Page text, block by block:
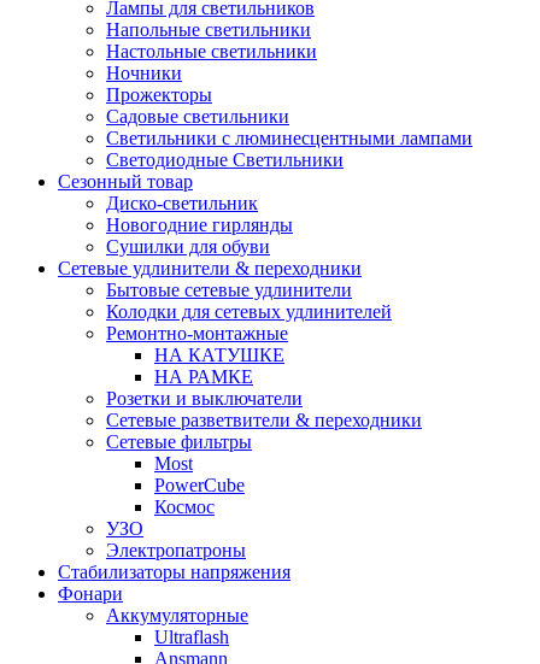
Лампы для светильников
Напольные светильники
Настольные светильники
Ночники
Прожекторы
Садовые светильники
Светильники с люминесцентными лампами
Светодиодные Светильники
Сезонный товар
Диско-светильник
Новогодние гирлянды
Сушилки для обуви
Сетевые удлинители & переходники
Бытовые сетевые удлинители
Колодки для сетевых удлинителей
Ремонтно-монтажные
НА КАТУШКЕ
НА РАМКЕ
Розетки и выключатели
Сетевые разветвители & переходники
Сетевые фильтры
Most
PowerCube
Космос
УЗО
Электропатроны
Стабилизаторы напряжения
Фонари
Аккумуляторные
Ultraflash
Ansmann